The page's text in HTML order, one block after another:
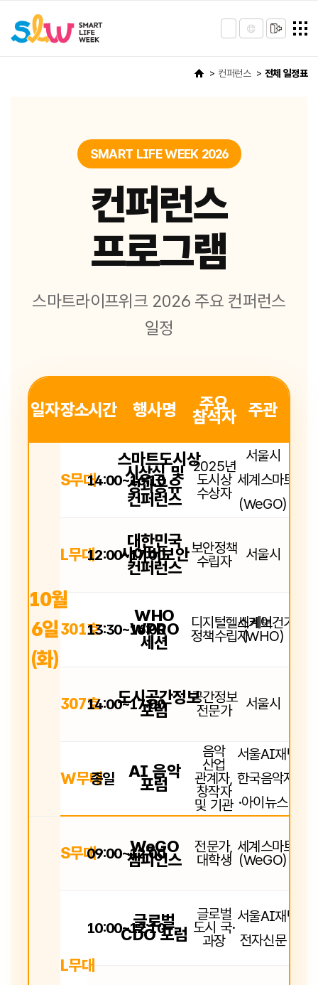
컨퍼런스 전체 일정표
SMART LIFE WEEK 2026
컨퍼런스
프로그램
스마트라이프위크 2026 주요 컨퍼런스
일정
일자장소시간 행사명 주요
참석자 주관
10월
6일
(화)
S무대14:00~16:10
스마트도시상
시상식 및
성과공유
컨퍼런스
2025년
도시상
수상자
서울시
세계스마트시
(WeGO)
L무대12:00~17:00
대한민국
사이버보안
컨퍼런스
보안정책
수립자 서울시
301호13:30~16:00
WHO
WPRO
세션
디지털헬스케어
정책수립자
세계보건기구
(WHO)
307호14:00~17:00
도시공간정보
포럼
공간정보
전문가 서울시
W무대종일 AI 음악
포럼
음악
산업
관계자,
창작자
및 기관
서울AI재단
한국음악저작
·아이뉴스
S무대09:00~12:00
WeGO
챔피언스
전문가,
대학생
세계스마트시
(WeGO)
L무대
10:00~12:10
글로벌
CDO 포럼
글로벌
도시 국·
과장
서울AI재단
전자신문